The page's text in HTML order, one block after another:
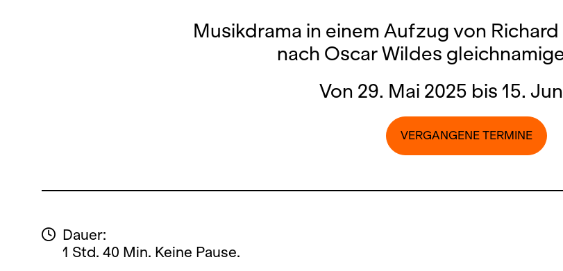
Musikdrama in einem Aufzug von
nach Oscar Wildes
Von 29. Mai 2025 bis 15.
VERGANGENE TERMINE
Dauer:
1 Std. 40 Min. Keine Pause.